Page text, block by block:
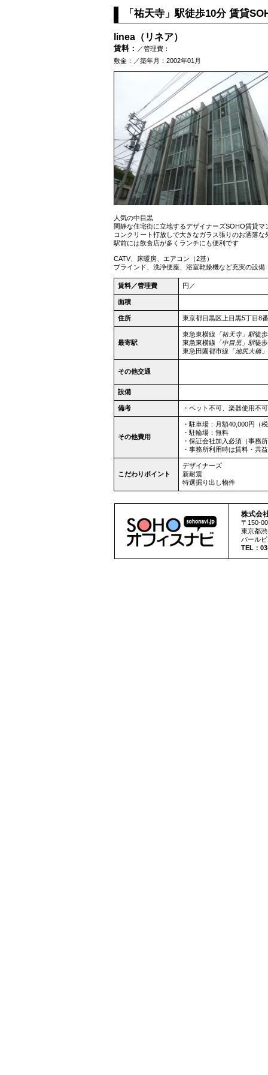
「祐天寺」駅徒歩10分 賃貸
linea（リネア）
賃料：
／管理費：
敷金：／築年月：2002年01月
人気の中目黒
閑静な住宅街に立地するデザイナーズSOHO賃貸マ
コンクリート打放しで大きなガラス張りのお洒落な
駅前には飲食店が多くランチにも便利です
CATV、床暖房、エアコン（2基）
ブラインド、洗浄便座、浴室乾燥機など充実の設備
賃料／管理費 円／
面積
住所 東京都目黒区 上目黒5丁目8
最寄駅
東急東横線 「祐天寺」駅徒
東急東横線 「中目黒」駅徒
東急田園都市線 「池尻大橋
その他交通
設備
備考 ・ペット不可、楽器使用不可
その他費用
・駐車場：月額40,000円（
・駐輪場：無料
・保証会社加入必須（事務
・事務所利用時は賃料・共
こだわりポイント
デザイナーズ
新耐震
特選掘り出し物件
株式会
〒150-
東京都
パール
TEL：